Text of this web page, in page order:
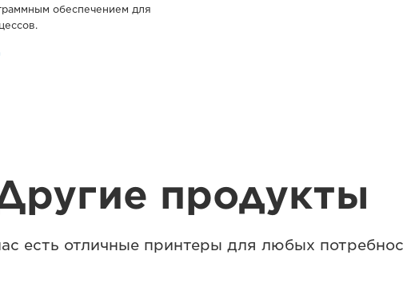
обеспечением для
продукты
есть отличные принтеры для любых